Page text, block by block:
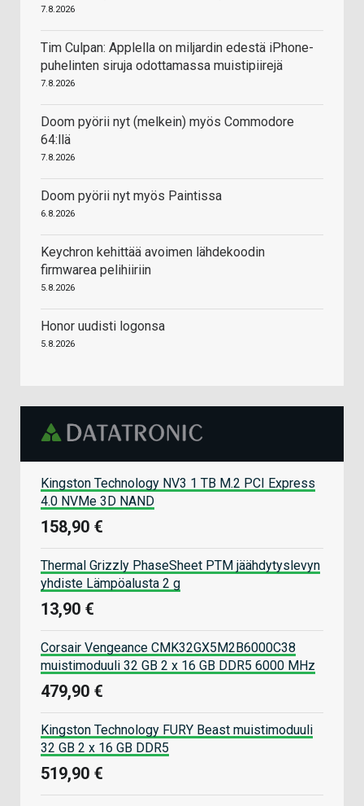
7.8.2026
Tim Culpan: Applella on miljardin edestä iPhone-
puhelinten siruja odottamassa muistipiirejä
7.8.2026
Doom pyörii nyt (melkein) myös Commodore
64:llä
7.8.2026
Doom pyörii nyt myös Paintissa
6.8.2026
Keychron kehittää avoimen lähdekoodin
firmwarea pelihiiriin
5.8.2026
Honor uudisti logonsa
5.8.2026
Kingston Technology NV3 1 TB M.2 PCI Express
4.0 NVMe 3D NAND
158,90 €
Thermal Grizzly PhaseSheet PTM jäähdytyslevyn
yhdiste Lämpöalusta 2 g
13,90 €
Corsair Vengeance CMK32GX5M2B6000C38
muistimoduuli 32 GB 2 x 16 GB DDR5 6000 MHz
479,90 €
Kingston Technology FURY Beast muistimoduuli
32 GB 2 x 16 GB DDR5
519,90 €